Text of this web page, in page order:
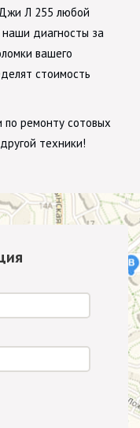
Л 255 любой
наши диагносты за
вашего
стоимость
по ремонту сотовых
техники!